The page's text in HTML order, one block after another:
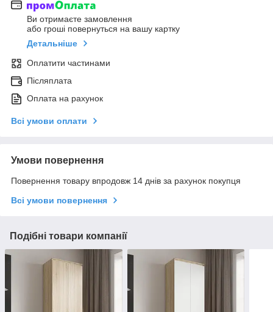
Ви отримаєте замовлення
або гроші повернуться на вашу картку
Детальніше
Оплатити частинами
Післяплата
Оплата на рахунок
Всі умови оплати
Умови повернення
Повернення товару впродовж 14 днів за рахунок покупця
Всі умови повернення
Подібні товари компанії